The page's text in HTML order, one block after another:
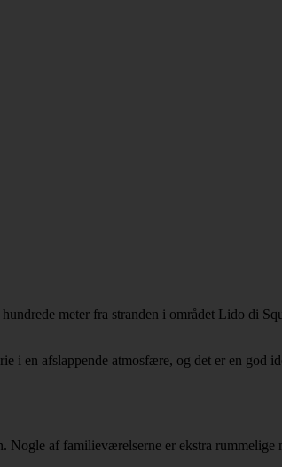
meter fra stranden i området Lido di
i en afslappende atmosfære, og det er en god
af familieværelserne er ekstra rummelige